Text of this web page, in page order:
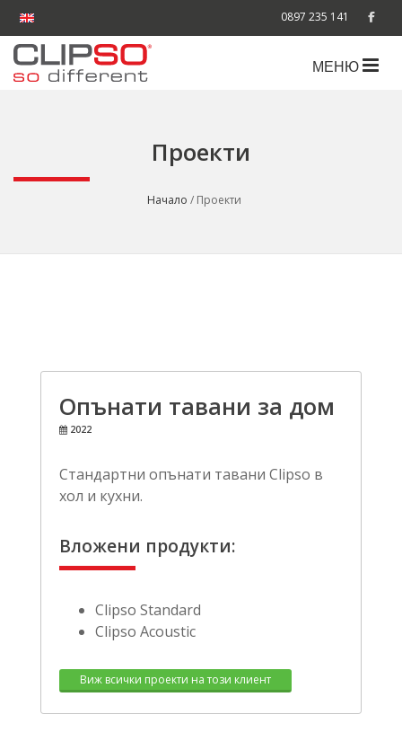
0897 235 141
МЕНЮ
Проекти
Начало / Проекти
Опънати тавани за дом
2022
Стандартни опънати тавани Clipso в
хол и кухни.
Вложени продукти:
Clipso Standard
Clipso Acoustic
Виж всички проекти на този клиент